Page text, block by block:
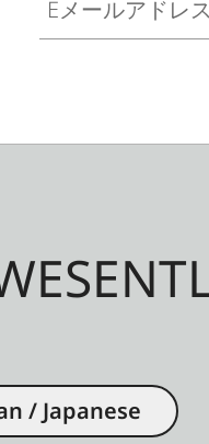
/ Japanese